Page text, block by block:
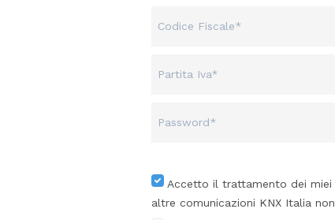
Accetto il trattamento dei
altre comunicazioni KNX Italia